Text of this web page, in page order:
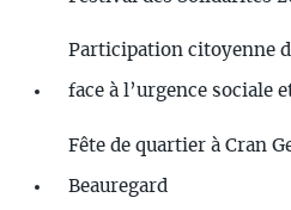
Participation citoyenne
face à l’urgence sociale
Fête de quartier à Cran
Beauregard